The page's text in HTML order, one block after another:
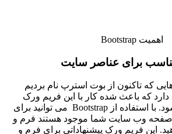
اهمیت Bootstrap
برای عناصر سایت
که تاکنون از بوت استرپ نام بردیم
دارد که باعث شده کار با این فریم ورک
بسیار ساده و شیرین شود. با استفاده از Bootstrap می‌ توانید برای
وب‌ سایت شما موجود هستند فرم و
این فریم ورک پیشنهاداتی برای فرم و